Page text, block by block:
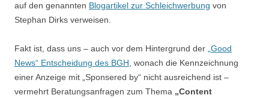
auf den genannten Blogartikel zur Schleichwerbung von
Stephan Dirks verweisen.
Fakt ist, dass uns – auch vor dem Hintergrund der „Good
News“ Entscheidung des BGH , wonach die Kennzeichnung
einer Anzeige mit „Sponsered by“ nicht ausreichend ist –
vermehrt Beratungsanfragen zum Thema „Content